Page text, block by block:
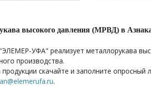
высокого давления (МРВД) в
УФА" реализует металлорукава
производства.
продукции скачайте и заполните опросный
.